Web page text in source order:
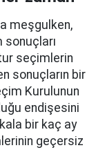
meşgulken,
sonuçları
seçimlerin
sonuçların bir
Kurulunun
endişesini
bir kaç ay
geçersiz